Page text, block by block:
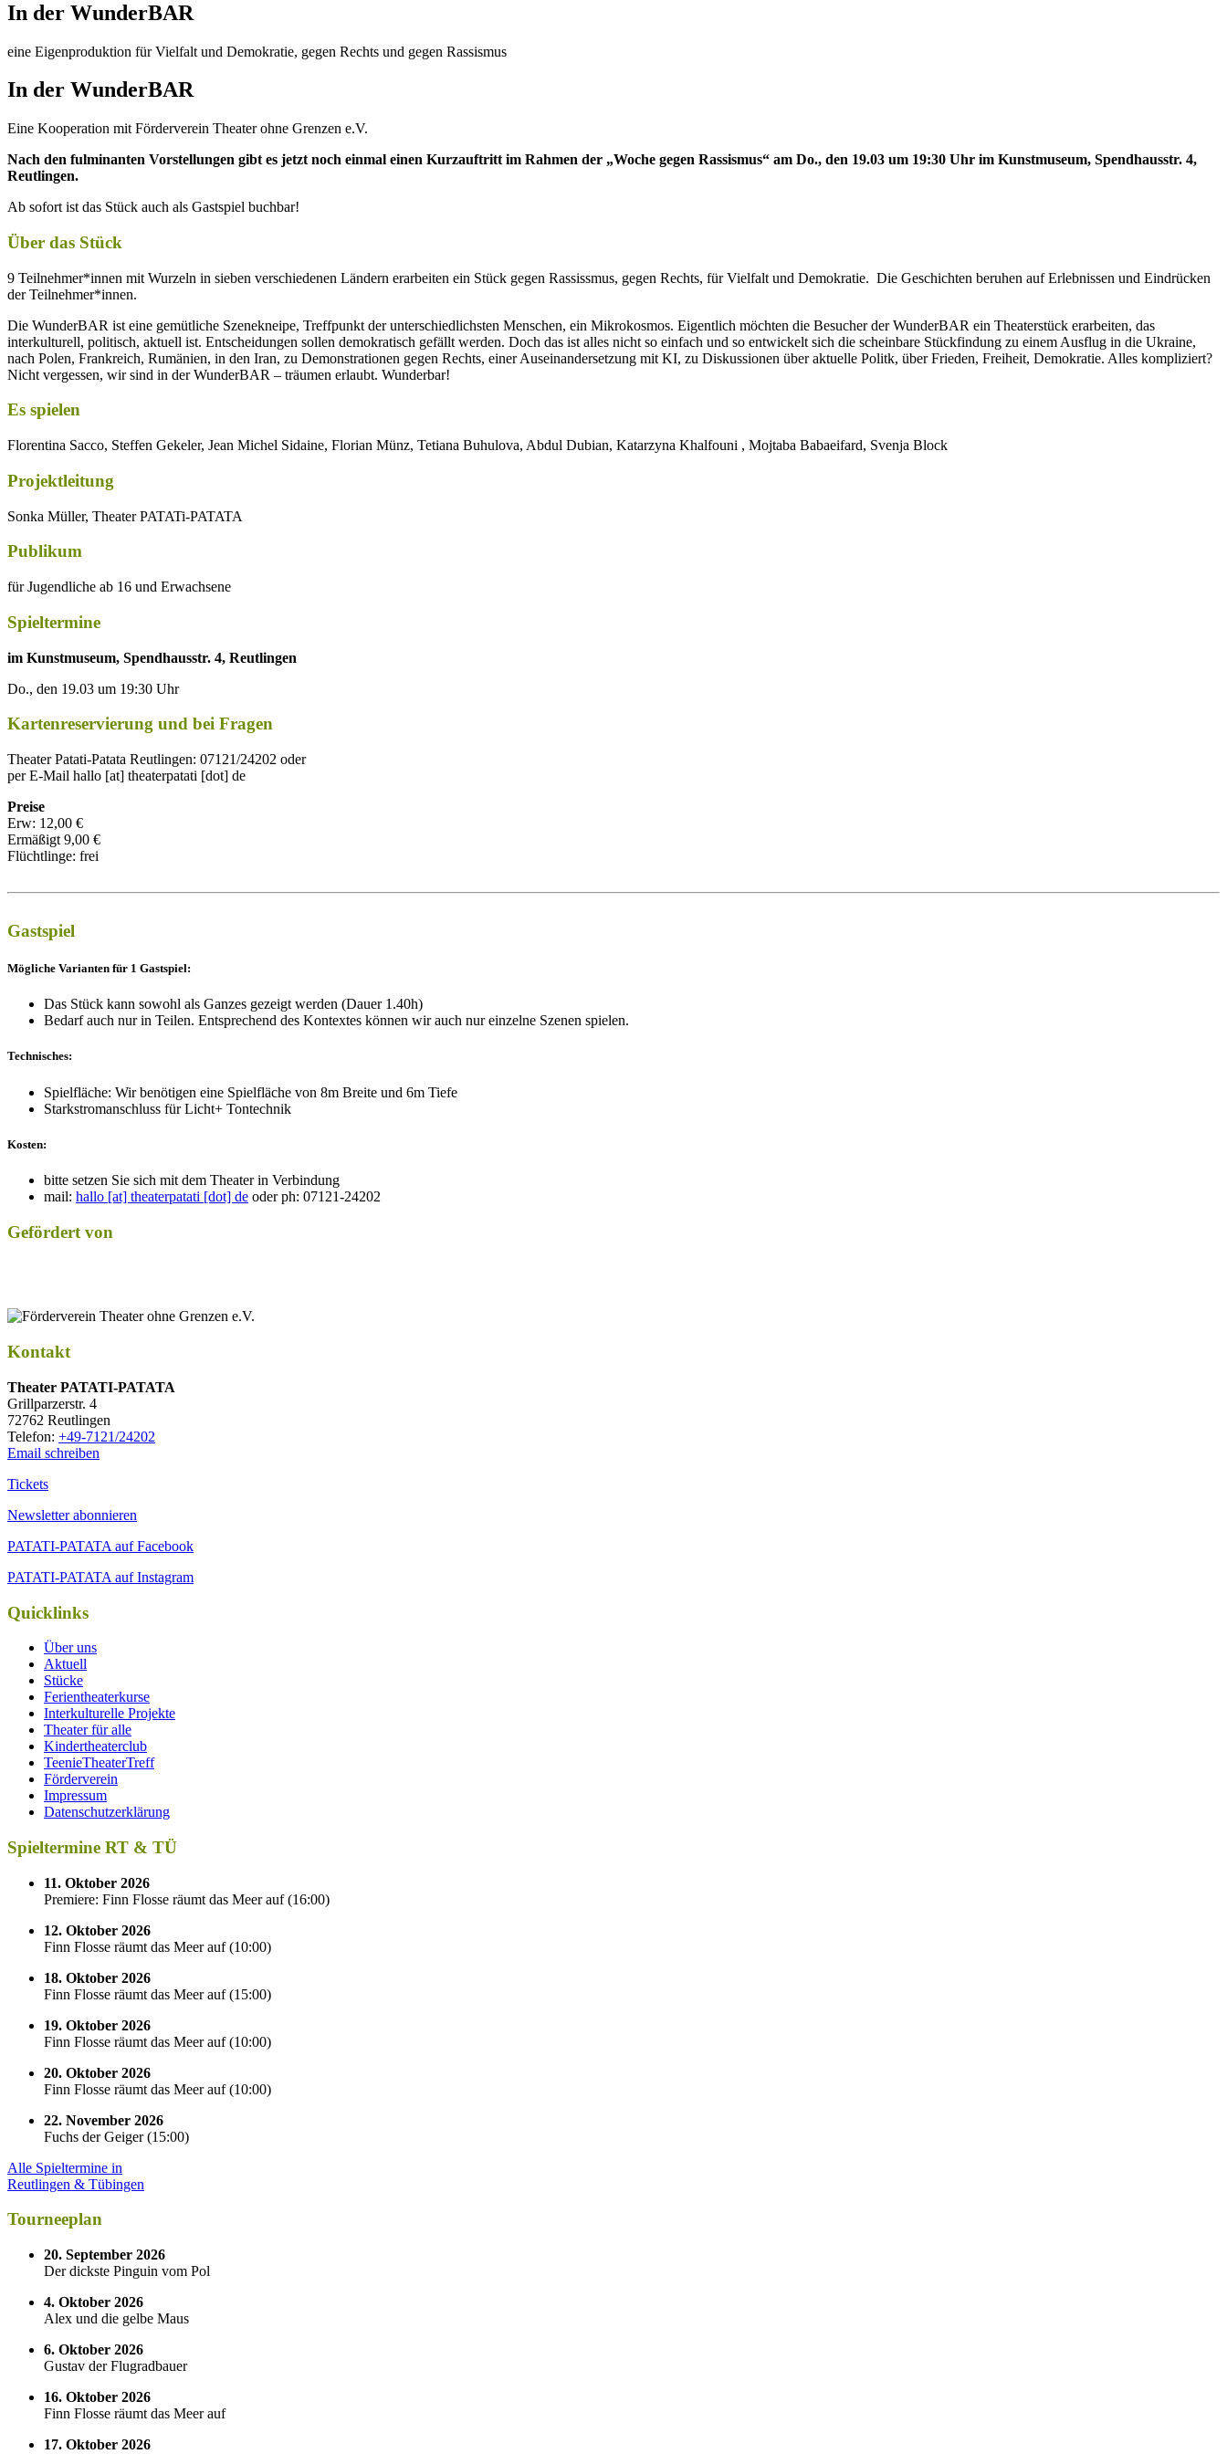
In der WunderBAR
eine Eigenproduktion für Vielfalt und Demokratie, gegen Rechts und gegen Rassismus
In der WunderBAR
Eine Kooperation mit Förderverein Theater ohne Grenzen e.V.
Nach den fulminanten Vorstellungen gibt es jetzt noch einmal einen Kurzauftritt im Rahmen der „Woche gegen Rassismus“ am Do., den 19.03 um 19:30 Uhr im Kunstmuseum, Spendhausstr. 4,
Reutlingen.
Ab sofort ist das Stück auch als Gastspiel buchbar!
Über das Stück
9 Teilnehmer*innen mit Wurzeln in sieben verschiedenen Ländern erarbeiten ein Stück gegen Rassissmus, gegen Rechts, für Vielfalt und Demokratie. Die Geschichten beruhen auf Erlebnissen und Eindrücken
der Teilnehmer*innen.
Die WunderBAR ist eine gemütliche Szenekneipe, Treffpunkt der unterschiedlichsten Menschen, ein Mikrokosmos. Eigentlich möchten die Besucher der WunderBAR ein Theaterstück erarbeiten, das
interkulturell, politisch, aktuell ist. Entscheidungen sollen demokratisch gefällt werden. Doch das ist alles nicht so einfach und so entwickelt sich die scheinbare Stückfindung zu einem Ausflug in die Ukraine,
nach Polen, Frankreich, Rumänien, in den Iran, zu Demonstrationen gegen Rechts, einer Auseinandersetzung mit KI, zu Diskussionen über aktuelle Politk, über Frieden, Freiheit, Demokratie. Alles kompliziert?
Nicht vergessen, wir sind in der WunderBAR – träumen erlaubt. Wunderbar!
Es spielen
Florentina Sacco, Steffen Gekeler, Jean Michel Sidaine, Florian Münz, Tetiana Buhulova, Abdul Dubian, Katarzyna Khalfouni , Mojtaba Babaeifard, Svenja Block
Projektleitung
Sonka Müller, Theater PATATi-PATATA
Publikum
für Jugendliche ab 16 und Erwachsene
Spieltermine
im Kunstmuseum, Spendhausstr. 4, Reutlingen
Do., den 19.03 um 19:30 Uhr
Kartenreservierung und bei Fragen
Theater Patati-Patata Reutlingen: 07121/24202 oder
per E-Mail hallo [at] theaterpatati [dot] de
Preise
Erw: 12,00 €
Ermäßigt 9,00 €
Flüchtlinge: frei
Gastspiel
Mögliche Varianten für 1 Gastspiel:
Das Stück kann sowohl als Ganzes gezeigt werden (Dauer 1.40h)
Bedarf auch nur in Teilen. Entsprechend des Kontextes können wir auch nur einzelne Szenen spielen.
Technisches:
Spielfläche: Wir benötigen eine Spielfläche von 8m Breite und 6m Tiefe
Starkstromanschluss für Licht+ Tontechnik
Kosten:
bitte setzen Sie sich mit dem Theater in Verbindung
mail: hallo [at] theaterpatati [dot] de oder ph: 07121-24202
Gefördert von
Kontakt
Thea­ter PATATI-PATATA
Grill­par­zer­str. 4
72762 Reutlingen
Tele­fon: +49-7121/24202
Email schreiben
Tickets
Newsletter abonnieren
PATATI-PATATA auf Facebook
PATATI-PATATA auf Instagram
Quicklinks
Über uns
Aktuell
Stücke
Ferientheaterkurse
Interkulturelle Projekte
Theater für alle
Kindertheaterclub
TeenieTheaterTreff
Förderverein
Impressum
Datenschutzerklärung
Spieltermine RT & TÜ
11. Oktober 2026
Premiere: Finn Flosse räumt das Meer auf(16:00)
12. Oktober 2026
Finn Flosse räumt das Meer auf(10:00)
18. Oktober 2026
Finn Flosse räumt das Meer auf(15:00)
19. Oktober 2026
Finn Flosse räumt das Meer auf(10:00)
20. Oktober 2026
Finn Flosse räumt das Meer auf(10:00)
22. November 2026
Fuchs der Geiger(15:00)
Alle Spieltermine in
Reutlingen & Tübingen
Tourneeplan
20. September 2026
Der dickste Pinguin vom Pol
4. Oktober 2026
Alex und die gelbe Maus
6. Oktober 2026
Gustav der Flugradbauer
16. Oktober 2026
Finn Flosse räumt das Meer auf
17. Oktober 2026